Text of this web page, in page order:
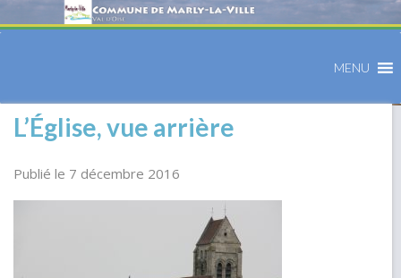
MENU
L’Église, vue arrière
Publié le 7 décembre 2016